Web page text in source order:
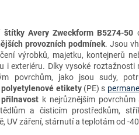
Avery Zweckform B5274-50
provozních podmínek. Jsou
výrobků, majetku, kontejnerů
i exteriéru. Díky vysoké roztažnosti
povrchům, jako jsou sudy,
etikety (PE) s
k nejrůznějším povrchům
a čisticím prostředkům,
UV záření, stárnutí a teplotám od -40